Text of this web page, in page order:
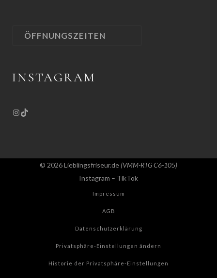
ÖFFNUNGSZEITEN
INSTAGRAM
© 2026Lieblingsfriseur.de (VMM-RTG C6-105)
Instagram – TikTok
Impressum
AGB
Datenschutzerklärung
Privatsphäre-Einstellungen ändern
Historie der Privatsphäre-Einstellungen